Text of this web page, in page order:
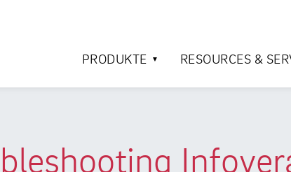
PRODUKTE
RESOURCES &